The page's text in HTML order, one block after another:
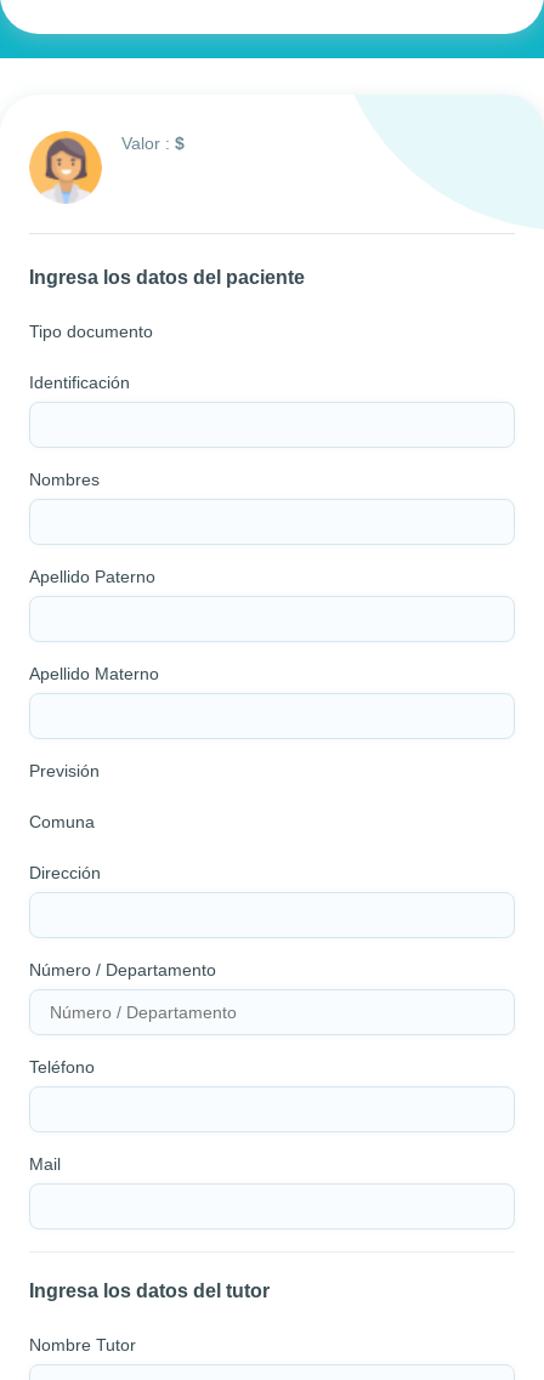
Valor : $
Ingresa los datos del paciente
Tipo documento
Identificación
Nombres
Apellido Paterno
Apellido Materno
Previsión
Comuna
Dirección
Número / Departamento
Teléfono
Mail
Ingresa los datos del tutor
Nombre Tutor